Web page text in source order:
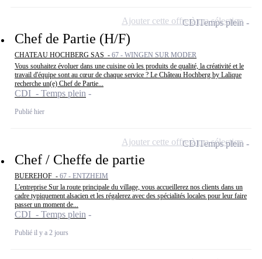
Chef de Partie (H/F)
CHATEAU HOCHBERG SAS - 67 - WINGEN SUR MODER
Vous souhaitez évoluer dans une cuisine où les produits de qualité, la créativité et le
travail d'équipe sont au cœur de chaque service ? Le Château Hochberg by Lalique
recherche un(e) Chef de Partie...
CDI - Temps plein
Publié hier
CDITemps plein
Ajouter cette offre à ma sélection
Chef / Cheffe de partie
BUEREHOF - 67 - ENTZHEIM
L'entreprise Sur la route principale du village, vous accueillerez nos clients dans un
cadre typiquement alsacien et les régalerez avec des spécialités locales pour leur faire
passer un moment de...
CDI - Temps plein
Publié il y a 2 jours
CDITemps plein
Ajouter cette offre à ma sélection